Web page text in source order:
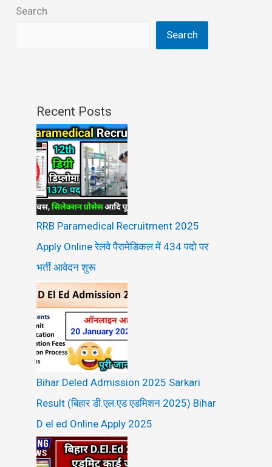
Search
Search
Recent Posts
RRB Paramedical Recruitment 2025
Apply Online रेलवे पैरामेडिकल में 434 पदो पर
भर्ती आवेदन शुरू
Bihar Deled Admission 2025 Sarkari
Result (बिहार डी.एल.एड एडमिशन 2025) Bihar
D el ed Online Apply 2025